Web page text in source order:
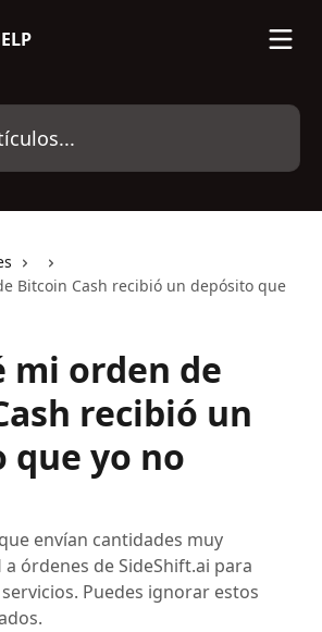
Bitcoin Cash recibió un depósito que
mi orden de
recibió un
que yo no
envían cantidades muy
a órdenes de SideShift.ai para
Puedes ignorar estos